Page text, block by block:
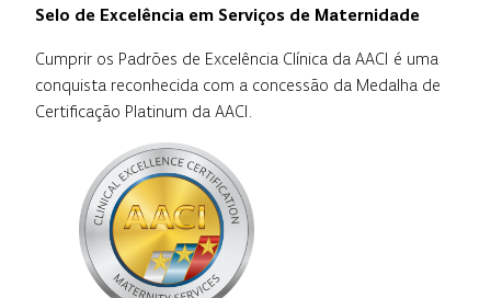
Selo de Excelência em Serviços de Maternidade
Cumprir os Padrões de Excelência Clínica da AACI é uma
conquista reconhecida com a concessão da Medalha de
Certificação Platinum da AACI.